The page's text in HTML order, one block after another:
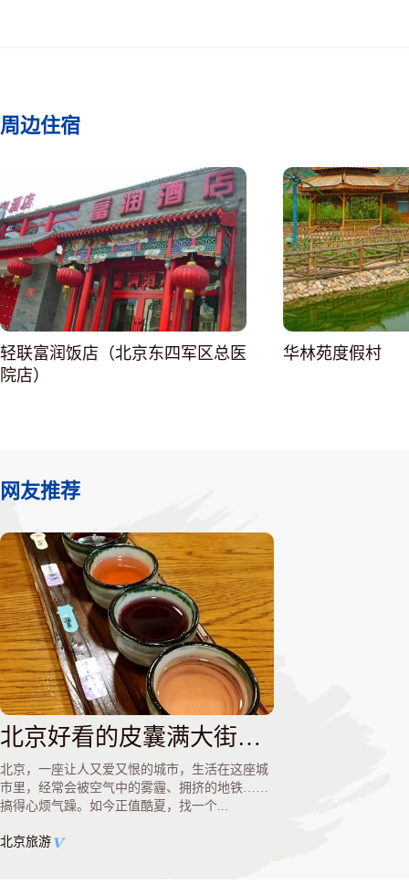
周边住宿
轻联富润饭店（北京东四军区总医
院店）
华林苑度假村
网友推荐
北京好看的皮囊满大街都是！有趣的灵魂却只来这些地方……
北京，一座让人又爱又恨的城市，生活在这座城
市里，经常会被空气中的雾霾、拥挤的地铁……
搞得心烦气躁。如今正值酷夏，找一个...
北京旅游